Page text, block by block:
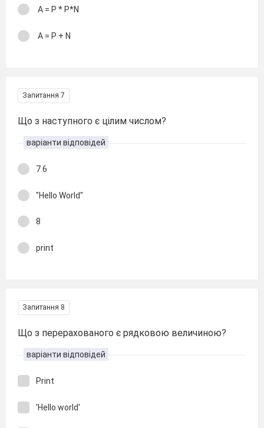
A = P * P*N
A = P + N
Запитання 7
Що з наступного є цілим числом?
варіанти відповідей
7.6
"Hello World"
8
print
Запитання 8
Що з перерахованого є рядковою величиною?
варіанти відповідей
Print
'Hello world'